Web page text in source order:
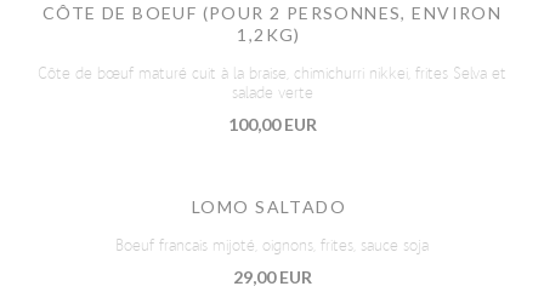
CÔTE DE BOEUF (POUR 2 PERSONNES, ENVIRON
1,2KG)
Côte de bœuf maturé cuit à la braise, chimichurri nikkei, frites Selva et
salade verte
100,00 EUR
LOMO SALTADO
Boeuf francais mijoté, oignons, frites, sauce soja
29,00 EUR